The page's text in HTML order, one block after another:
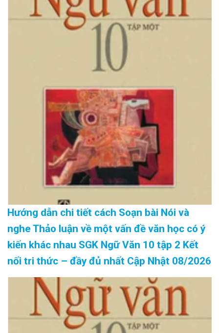
Hướng dẫn chi tiết cách Soạn bài Nói và
nghe Thảo luận về một vấn đề văn học có ý
kiến khác nhau SGK Ngữ Văn 10 tập 2 Kết
nối tri thức – đầy đủ nhất Cập Nhật 08/2026